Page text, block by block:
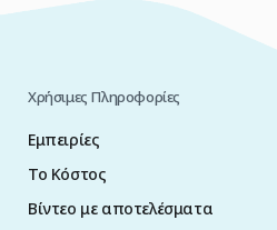
μαλλιών με
Χρήσιμες Πληροφορίες
Εμπειρίες
Το Κόστος
Βίντεο με αποτελέσματα